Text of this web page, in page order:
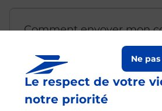
Le respect de votre
notre priorité
Ne
Comment envoyer mon
Est-il possible d’acheter
emballage directement